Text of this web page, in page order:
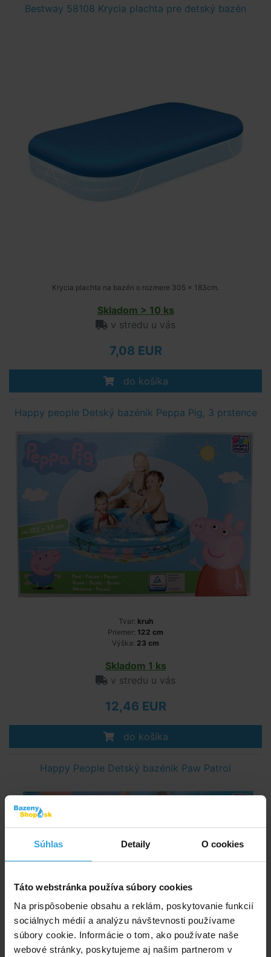
Súhlas Detaily O cookies
Táto webstránka používa súbory cookies
Na prispôsobenie obsahu a reklám, poskytovanie funkcií
sociálnych médií a analýzu návštevnosti používame
súbory cookie. Informácie o tom, ako používate naše
webové stránky, poskytujeme aj našim partnerom v
Bestway 58108 Krycia plachta pre detský bazén
Krycia plachta na bazén o rozmere 305 x 183cm.
Skladom > 10 ks
v stredu u vás
7,08 EUR
do košíka
Happy people Detský bazénik Peppa Pig, 3 prstence
Tvar: kruh
Priemer: 122 cm
Výška: 23 cm
Skladom 1 ks
v stredu u vás
12,46 EUR
do košíka
Happy People Detský bazénik Paw Patrol